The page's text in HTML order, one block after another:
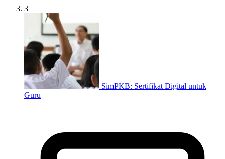
3
SimPKB: Sertifikat Digital untuk
Guru